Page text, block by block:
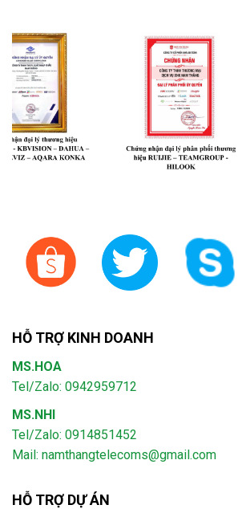
HỖ TRỢ KINH DOANH
MS.HOA
Tel/Zalo: 0942959712
MS.NHI
Tel/Zalo: 0914851452
Mail: namthangtelecoms@gmail.com
HỖ TRỢ DỰ ÁN